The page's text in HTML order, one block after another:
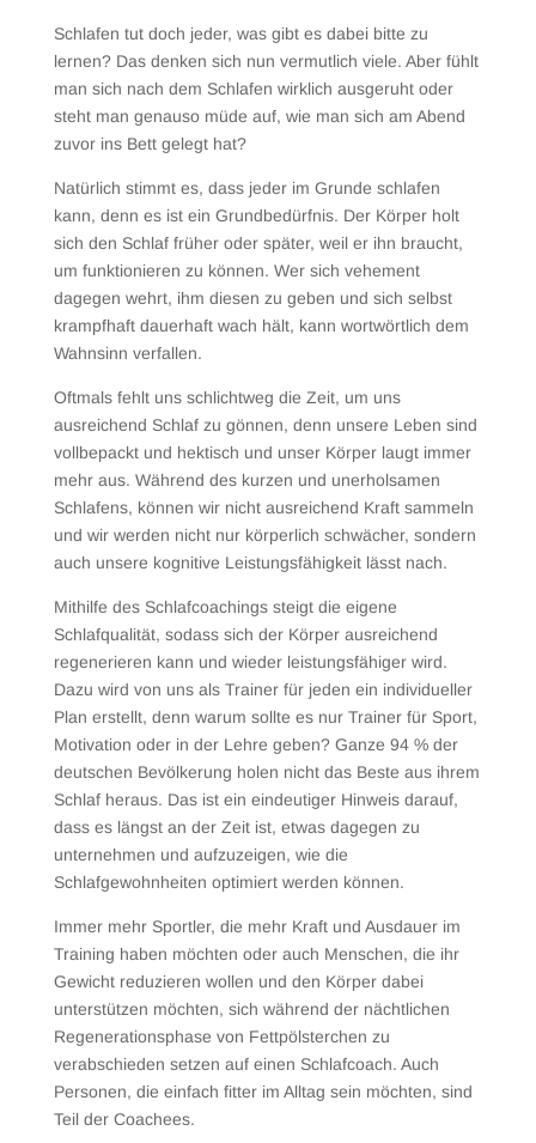
Schlafen tut doch jeder, was gibt es dabei bitte zu
lernen? Das denken sich nun vermutlich viele. Aber fühlt
man sich nach dem Schlafen wirklich ausgeruht oder
steht man genauso müde auf, wie man sich am Abend
zuvor ins Bett gelegt hat?
Natürlich stimmt es, dass jeder im Grunde schlafen
kann, denn es ist ein Grundbedürfnis. Der Körper holt
sich den Schlaf früher oder später, weil er ihn braucht,
um funktionieren zu können. Wer sich vehement
dagegen wehrt, ihm diesen zu geben und sich selbst
krampfhaft dauerhaft wach hält, kann wortwörtlich dem
Wahnsinn verfallen.
Oftmals fehlt uns schlichtweg die Zeit, um uns
ausreichend Schlaf zu gönnen, denn unsere Leben sind
vollbepackt und hektisch und unser Körper laugt immer
mehr aus. Während des kurzen und unerholsamen
Schlafens, können wir nicht ausreichend Kraft sammeln
und wir werden nicht nur körperlich schwächer, sondern
auch unsere kognitive Leistungsfähigkeit lässt nach.
Mithilfe des Schlafcoachings steigt die eigene
Schlafqualität, sodass sich der Körper ausreichend
regenerieren kann und wieder leistungsfähiger wird.
Dazu wird von uns als Trainer für jeden ein individueller
Plan erstellt, denn warum sollte es nur Trainer für Sport,
Motivation oder in der Lehre geben? Ganze 94 % der
deutschen Bevölkerung holen nicht das Beste aus ihrem
Schlaf heraus. Das ist ein eindeutiger Hinweis darauf,
dass es längst an der Zeit ist, etwas dagegen zu
unternehmen und aufzuzeigen, wie die
Schlafgewohnheiten optimiert werden können.
Immer mehr Sportler, die mehr Kraft und Ausdauer im
Training haben möchten oder auch Menschen, die ihr
Gewicht reduzieren wollen und den Körper dabei
unterstützen möchten, sich während der nächtlichen
Regenerationsphase von Fettpölsterchen zu
verabschieden setzen auf einen Schlafcoach. Auch
Personen, die einfach fitter im Alltag sein möchten, sind
Teil der Coachees.